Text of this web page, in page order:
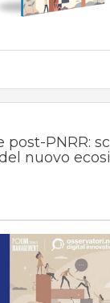
PNRR:
nuovo